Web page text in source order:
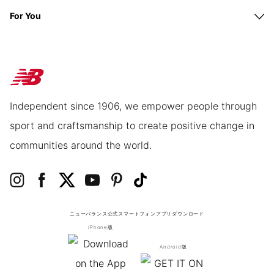
For You
Independent since 1906, we empower people through
sport and craftsmanship to create positive change in
communities around the world.
ニューバランス公式スマートフォンアプリ ダウンロード
iPhone版
Android版